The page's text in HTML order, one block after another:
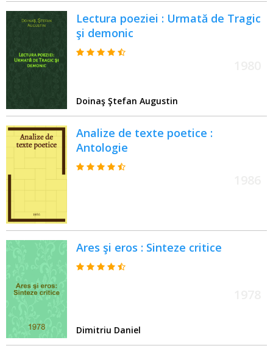
Lectura poeziei : Urmată de Tragic
şi demonic
Doinaş Ştefan Augustin
Analize de texte poetice :
Antologie
Ares şi eros : Sinteze critice
Dimitriu Daniel